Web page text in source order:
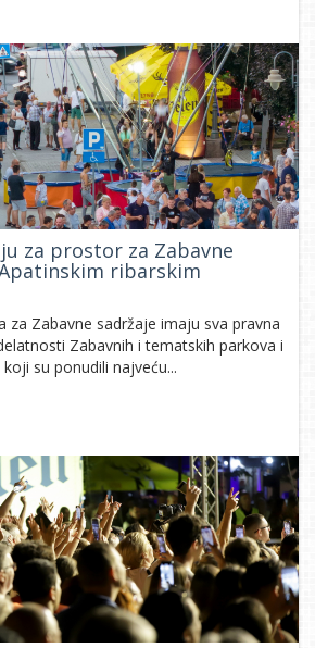
za prostor za Zabavne
ribarskim
za Zabavne sadržaje imaju sva pravna
Zabavnih i tematskih parkova i
su ponudili najveću...